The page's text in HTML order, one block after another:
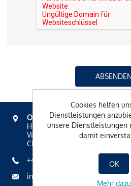
OVAVERVA
Hallenbad, Spa & Sportzentrum
Via Mezdi 17
CH-7500 St. Moritz
+41 81 836 61 00
info@ovaverva.ch
Cookies helfen
Dienstleistungen
unsere Dienstleistungen
damit
OK
Mehr dazu